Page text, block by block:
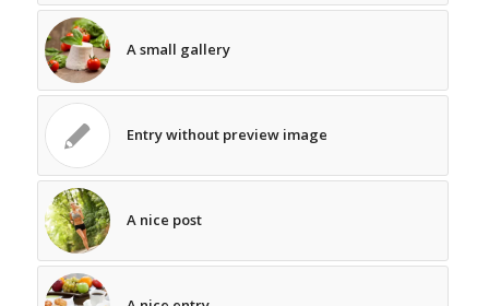
A small gallery
Entry without preview image
A nice post